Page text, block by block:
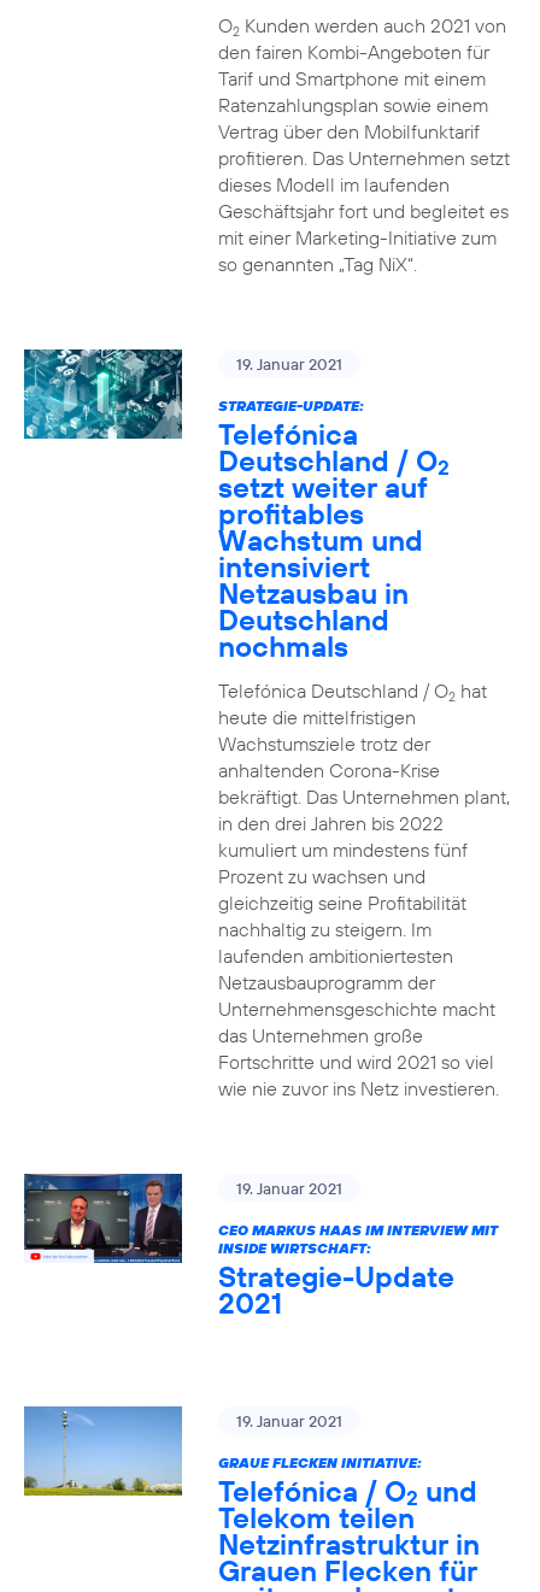
O2Kunden werden auch 2021 von
den fairen Kombi-Angeboten für
Tarif und Smartphone mit einem
Ratenzahlungsplan sowie einem
Vertrag über den Mobilfunktarif
profitieren. Das Unternehmen setzt
dieses Modell im laufenden
Geschäftsjahr fort und begleitet es
mit einer Marketing-Initiative zum
so genannten „Tag NiX“.
19. Januar 2021
STRATEGIE-UPDATE:
Telefónica
Deutschland / O2
setzt weiter auf
profitables
Wachstum und
intensiviert
Netzausbau in
Deutschland
nochmals
Telefónica Deutschland / O2hat
heute die mittelfristigen
Wachstumsziele trotz der
anhaltenden Corona-Krise
bekräftigt. Das Unternehmen plant,
in den drei Jahren bis 2022
kumuliert um mindestens fünf
Prozent zu wachsen und
gleichzeitig seine Profitabilität
nachhaltig zu steigern. Im
laufenden ambitioniertesten
Netzausbauprogramm der
Unternehmensgeschichte macht
das Unternehmen große
Fortschritte und wird 2021 so viel
wie nie zuvor ins Netz investieren.
19. Januar 2021
CEO MARKUS HAAS IM INTERVIEW MIT
INSIDE WIRTSCHAFT:
Strategie-Update
2021
19. Januar 2021
GRAUE FLECKEN INITIATIVE:
Telefónica / O2 und
Telekom teilen
Netzinfrastruktur in
Grauen Flecken für